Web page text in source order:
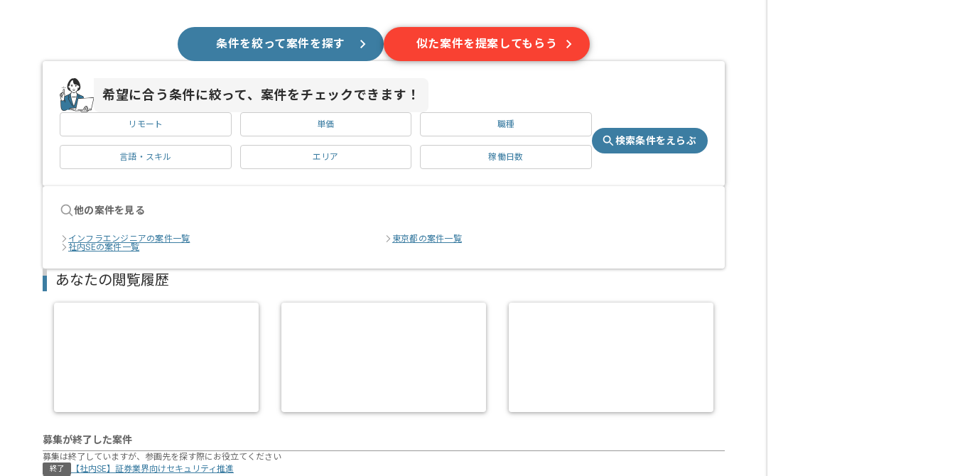
条件を絞って案件を探す 似た案件を提案してもらう
希望に合う条件に絞って、案件をチェックできます！
リモート 単価 職種
言語・スキル エリア 稼働日数
検索条件をえらぶ
他の案件を見る
インフラエンジニアの案件一覧
東京都の案件一覧
社内SEの案件一覧
あなたの閲覧履歴
募集が終了した案件
募集は終了していますが、参画先を探す際にお役立てください
終了 【社内SE】証券業界向けセキュリティ推進